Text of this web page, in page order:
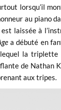
lorsqu’il
au piano
laissée à
a débuté en
la
de Nathan
aux tripes.